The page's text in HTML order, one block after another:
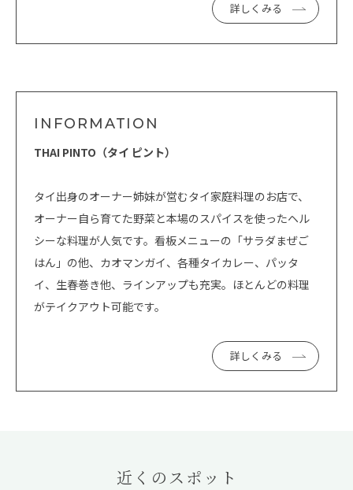
詳しくみる
INFORMATION
THAI PINTO（タイ ピント）
タイ出身のオーナー姉妹が営むタイ家庭料理のお店で、
オーナー自ら育てた野菜と本場のスパイスを使ったヘル
シーな料理が人気です。看板メニューの「サラダまぜご
はん」の他、カオマンガイ、各種タイカレー、パッタ
イ、生春巻き他、ラインアップも充実。ほとんどの料理
がテイクアウト可能です。
詳しくみる
近くのスポット